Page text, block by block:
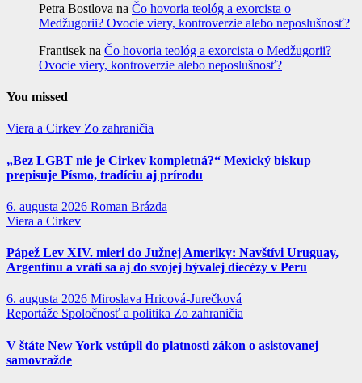
Petra Bostlova na Čo hovoria teológ a exorcista o
Medžugorii? Ovocie viery, kontroverzie alebo neposlušnosť?
Frantisek na Čo hovoria teológ a exorcista o Medžugorii?
Ovocie viery, kontroverzie alebo neposlušnosť?
You missed
Viera a Cirkev Zo zahraničia
„Bez LGBT nie je Cirkev kompletná?“ Mexický biskup
prepisuje Písmo, tradíciu aj prírodu
6. augusta 2026 Roman Brázda
Viera a Cirkev
Pápež Lev XIV. mieri do Južnej Ameriky: Navštívi Uruguay,
Argentínu a vráti sa aj do svojej bývalej diecézy v Peru
6. augusta 2026 Miroslava Hricová-Jurečková
Reportáže Spoločnosť a politika Zo zahraničia
V štáte New York vstúpil do platnosti zákon o asistovanej
samovražde